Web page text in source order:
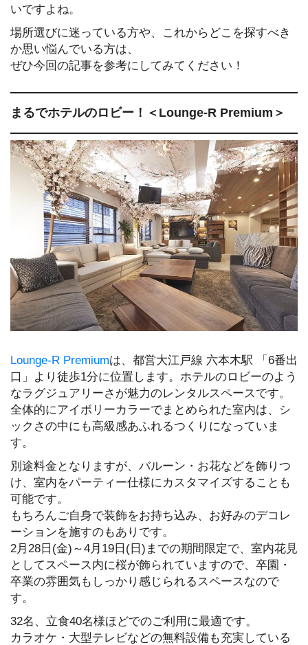
いですよね。
場所選びに迷っている方や、これからどこを探すべき
か思い悩んでいる方は、
ぜひ今回の記事を参考にしてみてください！
まるでホテルのロビー！＜Lounge-R Premium＞
Lounge-R Premiumは、都営大江戸線 六本木駅 「6番出
口」より徒歩1分に位置します。ホテルのロビーのよう
なラグジュアリーさが魅力のレンタルスペースです。
全体的にアイボリーカラーでまとめられた室内は、シ
ックさの中にも高級感あふれるつくりになっていま
す。
別途料金となりますが、バルーン・お花などを飾りつ
け、室内をパーティー仕様にカスタマイズすることも
可能です。
もちろんご自身で装飾をお持ち込み、お好みのデコレ
ーションを施すのもありです。
2月28日(金)～4月19日(日)までの期間限定で、室内花見
としてスペース内に桜が飾られていますので、卒園・
卒業の雰囲気もしっかり感じられるスペースなので
す。
32名、立食40名様ほどでのご利用に最適です。
カラオケ・大型テレビなどの無料設備も充実している